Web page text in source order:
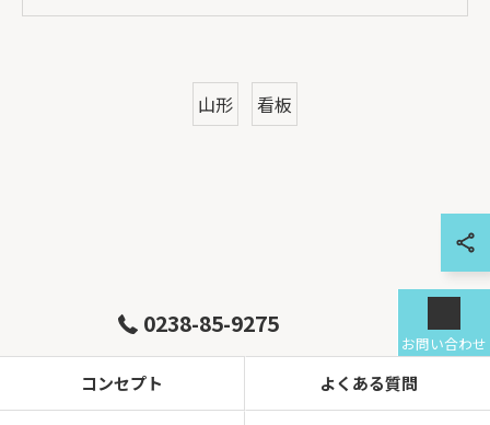
山形 看板
0238-85-9275
お問い合わせ
コンセプト よくある質問